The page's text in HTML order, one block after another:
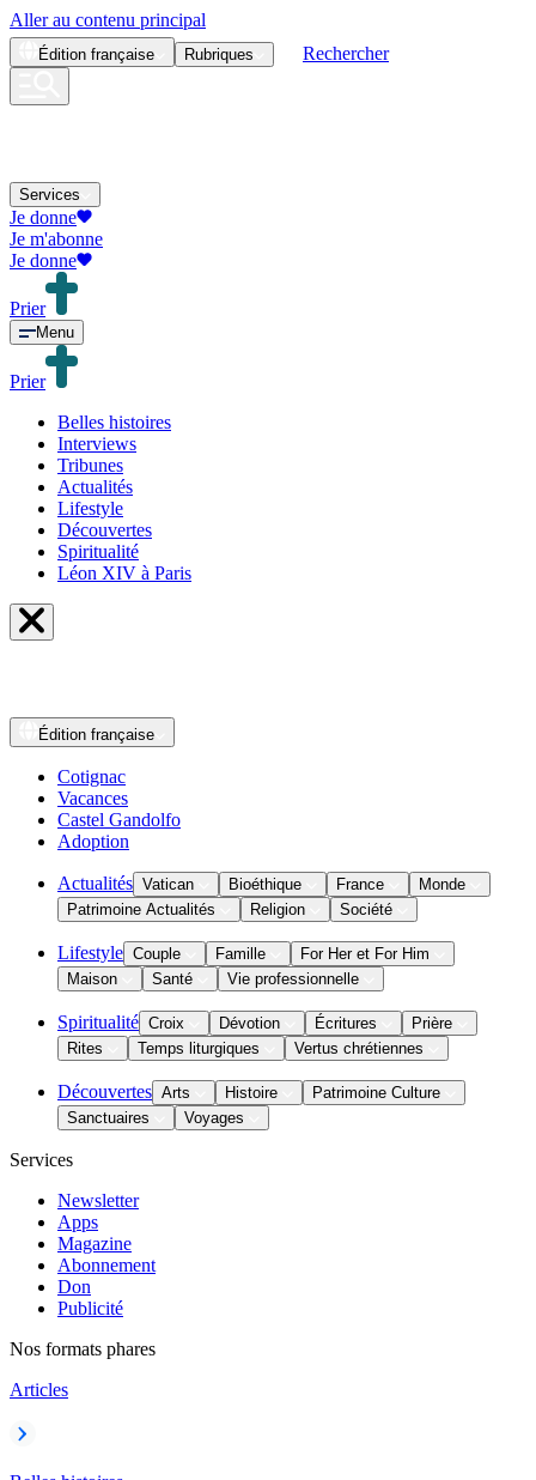
Aller au contenu principal
Édition française Rubriques Rechercher
Services
Je donne
Je m'abonne
Je donne
Prier
Menu
Prier
Belles histoires
Interviews
Tribunes
Actualités
Lifestyle
Découvertes
Spiritualité
Léon XIV à Paris
Édition française
Cotignac
Vacances
Castel Gandolfo
Adoption
Actualités Vatican Bioéthique France
Monde
Patrimoine Actualités
Religion Société
Lifestyle Couple Famille
For Her et For Him
Maison
Santé Vie professionnelle
Spiritualité Croix Dévotion Écritures
Prière
Rites
Temps liturgiques Vertus chrétiennes
Découvertes Arts Histoire
Patrimoine Culture
Sanctuaires
Voyages
Services
Newsletter
Apps
Magazine
Abonnement
Don
Publicité
Nos formats phares
Articles